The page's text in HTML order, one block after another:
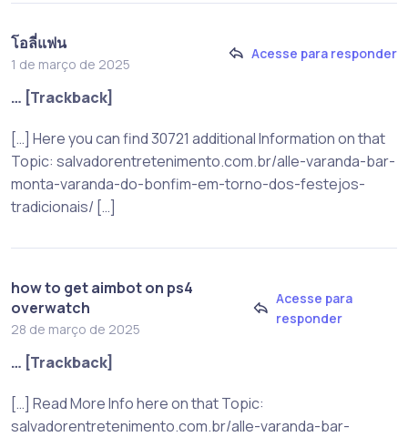
โอลี่แฟน
1 de março de 2025
Acesse para responder
… [Trackback]
[…] Here you can find 30721 additional Information on that
Topic: salvadorentretenimento.com.br/alle-varanda-bar-
monta-varanda-do-bonfim-em-torno-dos-festejos-
tradicionais/ […]
how to get aimbot on ps4
overwatch
28 de março de 2025
Acesse para
responder
… [Trackback]
[…] Read More Info here on that Topic:
salvadorentretenimento.com.br/alle-varanda-bar-